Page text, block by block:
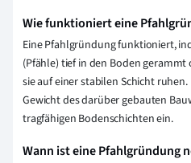
Wie funktioniert eine
Eine Pfahlgründung funktioniert,
(Pfähle) tief in den Boden
sie auf einer stabilen Schicht
Gewicht des darüber gebauten
tragfähigen Bodenschichten ein.
Wann ist eine Pfahlgründung